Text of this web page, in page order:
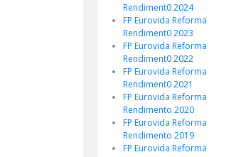
Rendiment0 2024
FP Eurovida Reforma
Rendiment0 2023
FP Eurovida Reforma
Rendiment0 2022
FP Eurovida Reforma
Rendiment0 2021
FP Eurovida Reforma
Rendimento 2020
FP Eurovida Reforma
Rendimento 2019
FP Eurovida Reforma